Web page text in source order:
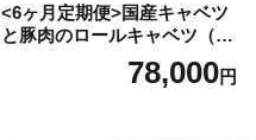
<6ヶ月定期便>国産キャベツ
と豚肉のロールキャベツ（4P
78,000円